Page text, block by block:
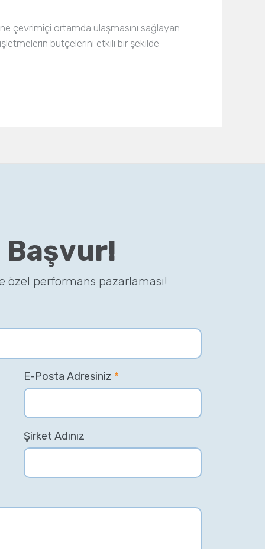
çevrimiçi ortamda ulaşmasını sağlayan
bütçelerini etkili bir şekilde
Başvur!
özel performans pazarlaması!
E-Posta Adresiniz *
Şirket Adınız